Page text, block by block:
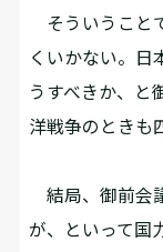
そういうこと
くいかない。日
うすべきか、と
洋戦争のときも
結局、御前会
が、といって国